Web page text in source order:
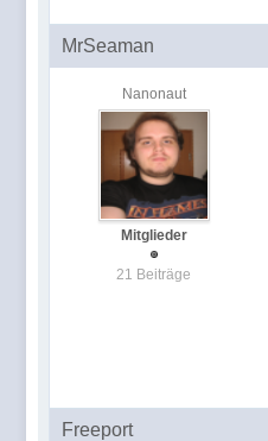
MrSeaman
Nanonaut
Mitglieder
21 Beiträge
Freeport